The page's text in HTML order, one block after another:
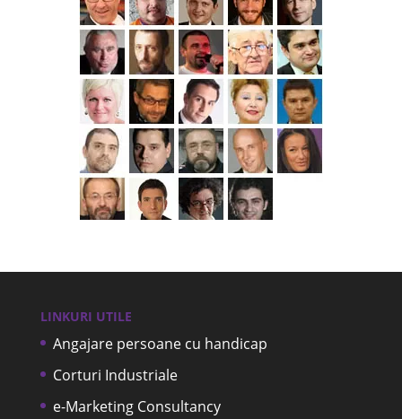
LINKURI UTILE
Angajare persoane cu handicap
Corturi Industriale
e-Marketing Consultancy